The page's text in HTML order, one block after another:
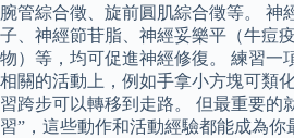
腕管綜合徵、旋前圓肌綜合徵等。 神
子、神經節苷脂、神經妥樂平（牛痘
物）等，均可促進神經修復。 練習一
相關的活動上，例如手拿小方塊可類
習跨步可以轉移到走路。 但最重要的
習”，這些動作和活動經驗都能成為